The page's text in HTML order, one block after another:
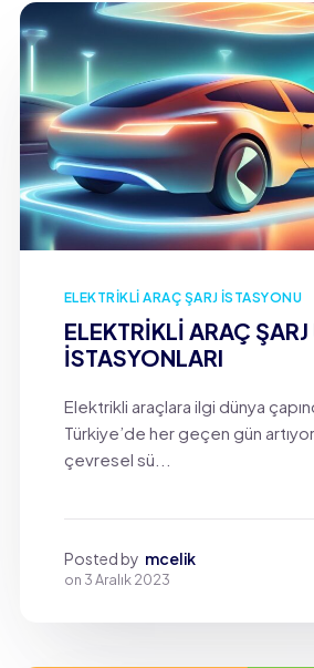
ELEKTRIKLI ARAÇ ŞARJ İSTASYONU
ELEKTRİKLİ ARAÇ
İSTASYONLARI
Elektrikli araçlara ilgi dünya
Türkiye’de her geçen gün
çevresel sü...
Posted by mcelik
on 3 Aralık 2023